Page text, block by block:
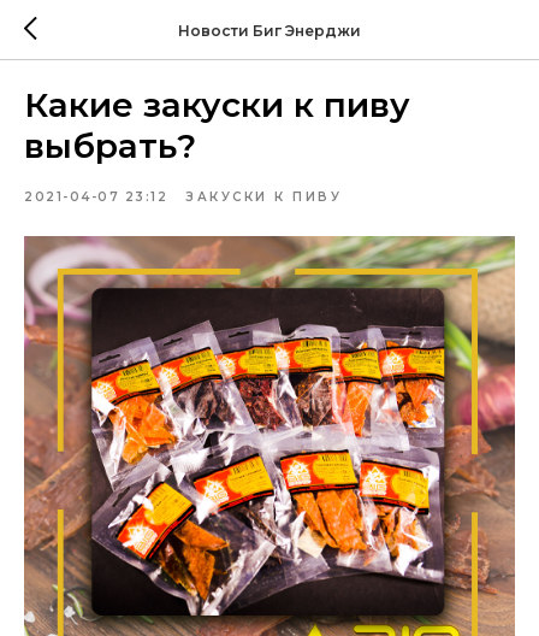
Новости Биг Энерджи
Какие закуски к пиву
выбрать?
2021-04-07 23:12 ЗАКУСКИ К ПИВУ